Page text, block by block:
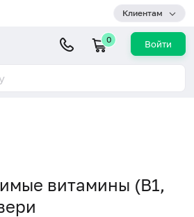
Клиентам
0 Войти
витамины (B1,